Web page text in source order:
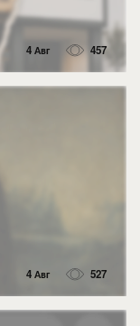
4 Авг 457
4 Авг 527